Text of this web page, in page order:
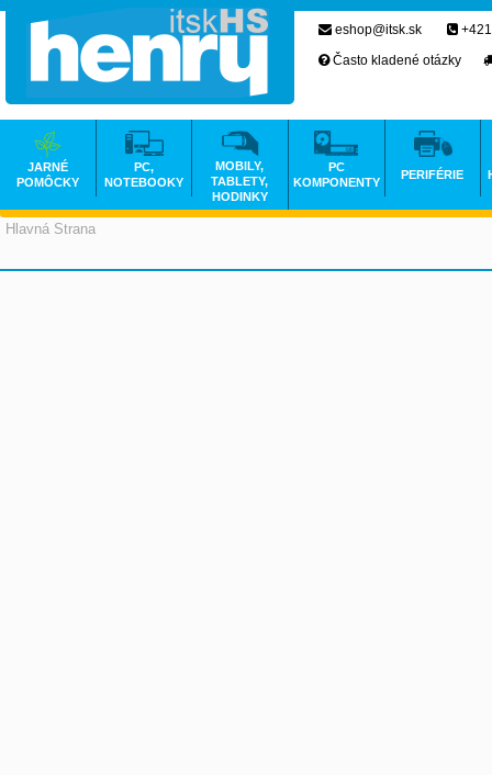
Hlavná Strana
eshop@itsk.sk
Často kladené otázky
JARNÉ
POMÔCKY
PC,
NOTEBOOKY
MOBILY,
TABLETY,
HODINKY
PC
KOMPONENTY
PERIFÉRIE